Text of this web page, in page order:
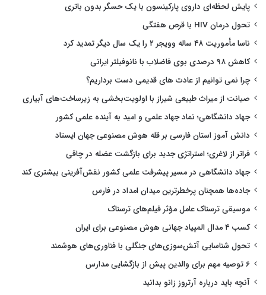
پایش لحظه‌ای داروی پارکینسون با یک حسگر بدون باتری
تحول درمان HIV با قرص هفتگی
ناسا مأموریت ۴۸ ساله وویجر ۲ را یک سال دیگر تمدید کرد
کاهش ۹۸ درصدی بوی فاضلاب با نانوفیلتر ایرانی
چرا نمی توانیم از عادت های قدیمی دست برداریم؟
صیانت از میراث طبیعی شیراز با اولویت‌بخشی به زیرساخت‌های آبیاری
جهاد دانشگاهی؛ نماد جهاد علمی و امید به آینده علمی کشور
دانش آموز استان فارسی بر قله هوش مصنوعی جهان ایستاد
فراتر از لاغری؛ استراتژی جدید برای بازگشت عضله در چاقی
جهاد دانشگاهی در مسیر پیشرفت علمی کشور نقش‌آفرینی بیشتری کند
جاده‌ها همچنان پرخطرترین میدان امداد در فارس
موسیقی ترسناک عامل مؤثر فیلم‌های ترسناک
کسب ۴ مدال المپیاد جهانی هوش مصنوعی برای ایران
تحول شناسایی آتش‌سوزی‌های جنگلی با فناوری‌های هوشمند
۶ توصیه مهم برای والدین پیش از بازگشایی مدارس
آنچه باید درباره آرتروز زانو بدانید